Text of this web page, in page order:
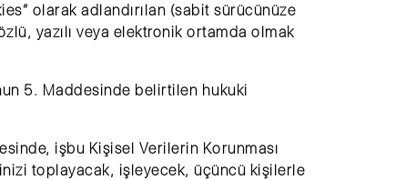
olarak adlandırılan (sabit sürücünüze
yazılı veya elektronik ortamda olmak
5. Maddesinde belirtilen hukuki
işbu Kişisel Verilerin Korunması
toplayacak, işleyecek, üçüncü kişilerle